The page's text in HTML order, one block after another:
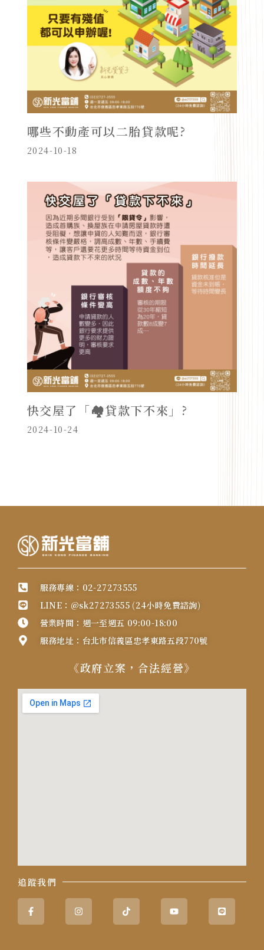
哪些不動產可以二胎貸款呢?
2024-10-18
快交屋了「🏘️貸款下不來」?
2024-10-24
服務專線：02-27273555
LINE：@sk27273555 (24小時免費諮詢)
營業時間：週一至週五 09:00-18:00
服務地址：台北市信義區忠孝東路五段770號
《政府立案，合法經營》
追蹤我們
Facebook-
f
InstagramTiktok Youtube Line